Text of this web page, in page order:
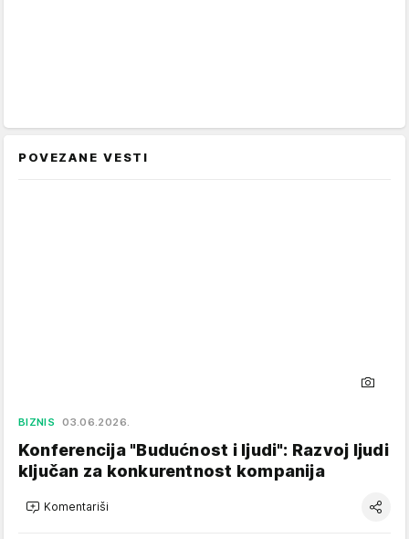
POVEZANE VESTI
BIZNIS 03.06.2026.
Konferencija "Budućnost i ljudi": Razvoj ljudi
ključan za konkurentnost kompanija
Komentariši